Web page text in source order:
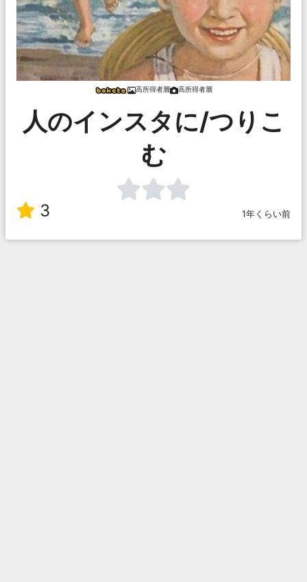
高所得者層 高所得者層
人のインスタに/つりこ
む
3 1年くらい前